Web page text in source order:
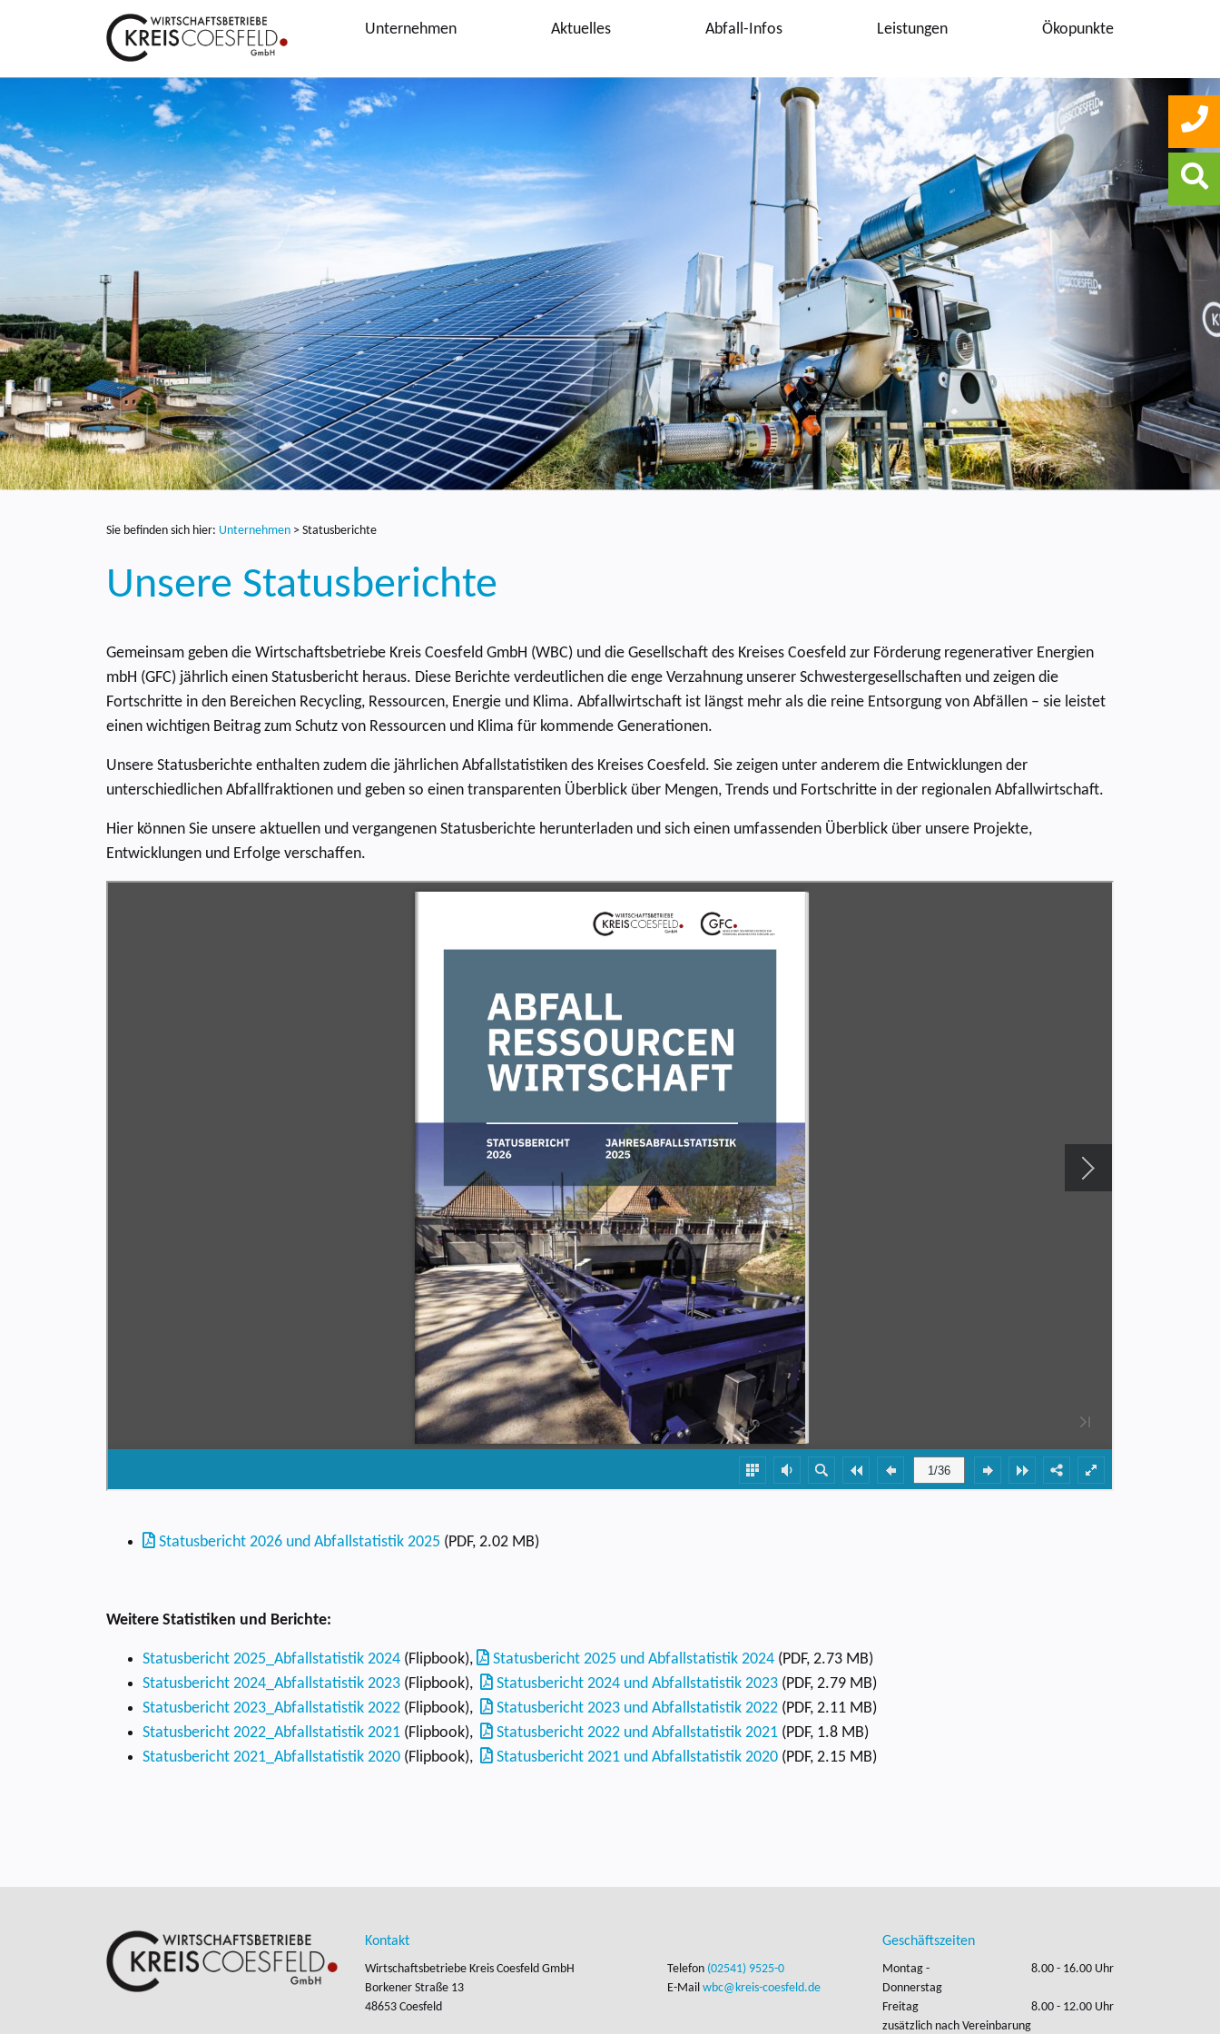
Unternehmen Aktuelles Abfall-Infos Leistungen Ökopunkte
Sie befinden sich hier: Unternehmen > Statusberichte
Unsere Statusberichte
Gemeinsam geben die Wirtschaftsbetriebe Kreis Coesfeld GmbH (WBC) und die Gesellschaft des Kreises Coesfeld zur Förderung regenerativer Energien
mbH (GFC) jährlich einen Statusbericht heraus. Diese Berichte verdeutlichen die enge Verzahnung unserer Schwestergesellschaften und zeigen die
Fortschritte in den Bereichen Recycling, Ressourcen, Energie und Klima. Abfallwirtschaft ist längst mehr als die reine Entsorgung von Abfällen – sie leistet
einen wichtigen Beitrag zum Schutz von Ressourcen und Klima für kommende Generationen.
Unsere Statusberichte enthalten zudem die jährlichen Abfallstatistiken des Kreises Coesfeld. Sie zeigen unter anderem die Entwicklungen der
unterschiedlichen Abfallfraktionen und geben so einen transparenten Überblick über Mengen, Trends und Fortschritte in der regionalen Abfallwirtschaft.
Hier können Sie unsere aktuellen und vergangenen Statusberichte herunterladen und sich einen umfassenden Überblick über unsere Projekte,
Entwicklungen und Erfolge verschaffen.
Statusbericht 2026 und Abfallstatistik 2025 (PDF, 2.02 MB)
Weitere Statistiken und Berichte:
Statusbericht 2025_Abfallstatistik 2024 (Flipbook), Statusbericht 2025 und Abfallstatistik 2024 (PDF, 2.73 MB)
Statusbericht 2024_Abfallstatistik 2023 (Flipbook), Statusbericht 2024 und Abfallstatistik 2023 (PDF, 2.79 MB)
Statusbericht 2023_Abfallstatistik 2022 (Flipbook), Statusbericht 2023 und Abfallstatistik 2022 (PDF, 2.11 MB)
Statusbericht 2022_Abfallstatistik 2021 (Flipbook), Statusbericht 2022 und Abfallstatistik 2021 (PDF, 1.8 MB)
Statusbericht 2021_Abfallstatistik 2020 (Flipbook), Statusbericht 2021 und Abfallstatistik 2020 (PDF, 2.15 MB)
Kontakt
Wirtschaftsbetriebe Kreis Coesfeld GmbH
Borkener Straße 13
48653 Coesfeld
Telefon (02541) 9525-0
E-Mail wbc@kreis-coesfeld.de
Geschäftszeiten
Montag -
Donnerstag
8.00 - 16.00 Uhr
Freitag
8.00 - 12.00 Uhr
zusätzlich nach Vereinbarung